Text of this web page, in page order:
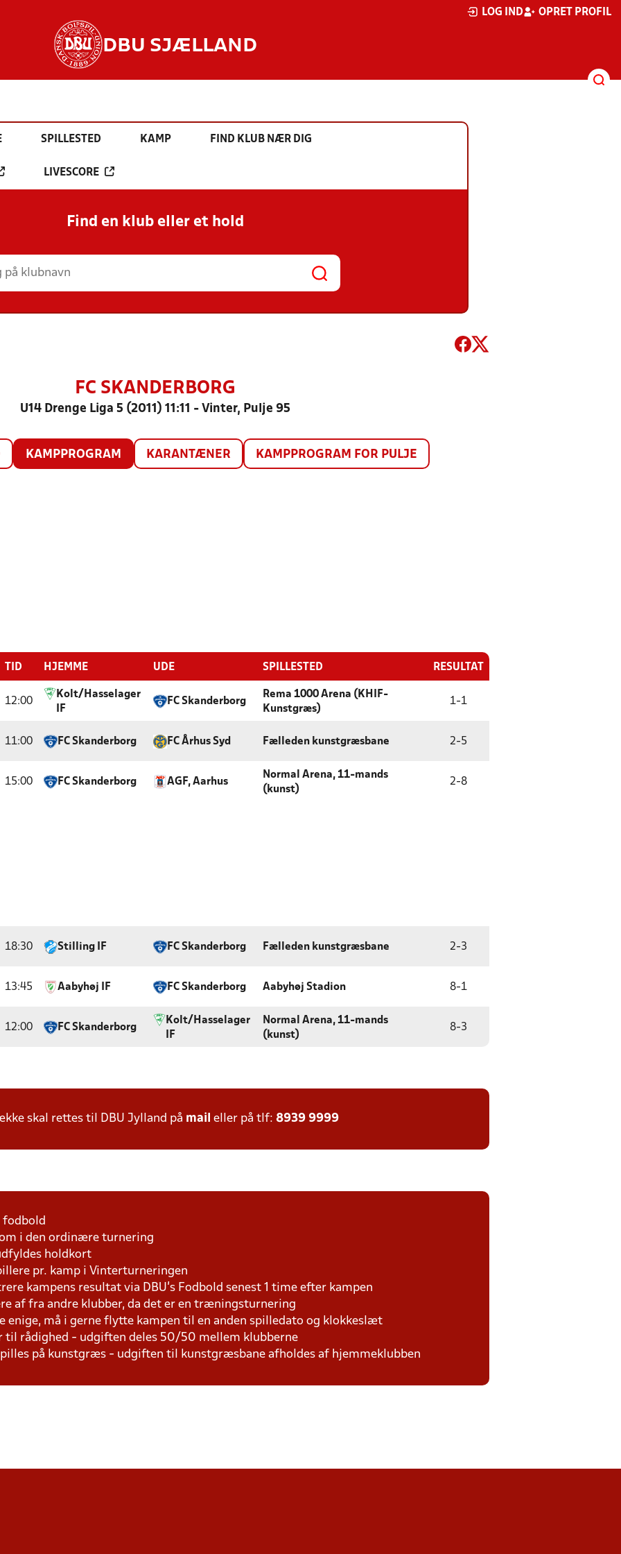
LOG IND OPRET PROFIL
DBU SJÆLLAND
SPILLESTED KAMP FIND KLUB NÆR DIG
LIVESCORE
Find en klub eller et hold
FC SKANDERBORG
U14 Drenge Liga 5 (2011) 11:11 - Vinter, Pulje 95
KAMPPROGRAM KARANTÆNER KAMPPROGRAM FOR PULJE
TID HJEMME UDE SPILLESTED RESULTAT
12:00
Kolt/Hasselager
IF
FC Skanderborg
Rema 1000 Arena (KHIF-
Kunstgræs)
1-1
11:00 FC Skanderborg FC Århus Syd Fælleden kunstgræsbane 2-5
15:00 FC Skanderborg AGF, Aarhus
Normal Arena, 11-mands
(kunst)
2-8
18:30 Stilling IF FC Skanderborg Fælleden kunstgræsbane 2-3
13:45 Aabyhøj IF FC Skanderborg Aabyhøj Stadion 8-1
12:00 FC Skanderborg
Kolt/Hasselager
IF
Normal Arena, 11-mands
(kunst)
8-3
skal rettes til DBU Jylland på mail eller på tlf: 8939 9999
fodbold
i den ordinære turnering
holdkort
pr. kamp i Vinterturneringen
kampens resultat via DBU's Fodbold senest 1 time efter kampen
af fra andre klubber, da det er en træningsturnering
enige, må i gerne flytte kampen til en anden spilledato og klokkeslæt
til rådighed - udgiften deles 50/50 mellem klubberne
på kunstgræs - udgiften til kunstgræsbane afholdes af hjemmeklubben